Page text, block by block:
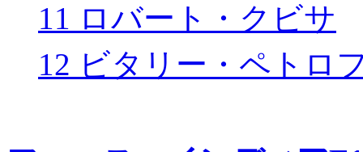
11 ロバート・クビサ
12 ビタリー・ペトロ